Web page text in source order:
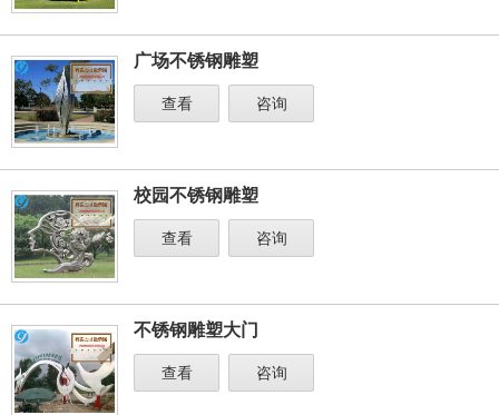
广场不锈钢雕塑
查看 咨询
校园不锈钢雕塑
查看 咨询
不锈钢雕塑大门
查看 咨询